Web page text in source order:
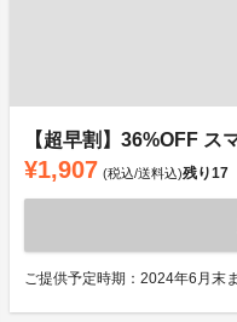
【超早割】36%OFF ス
¥1,907 (税込/送料込)残り17
ご提供予定時期：2024年6月末